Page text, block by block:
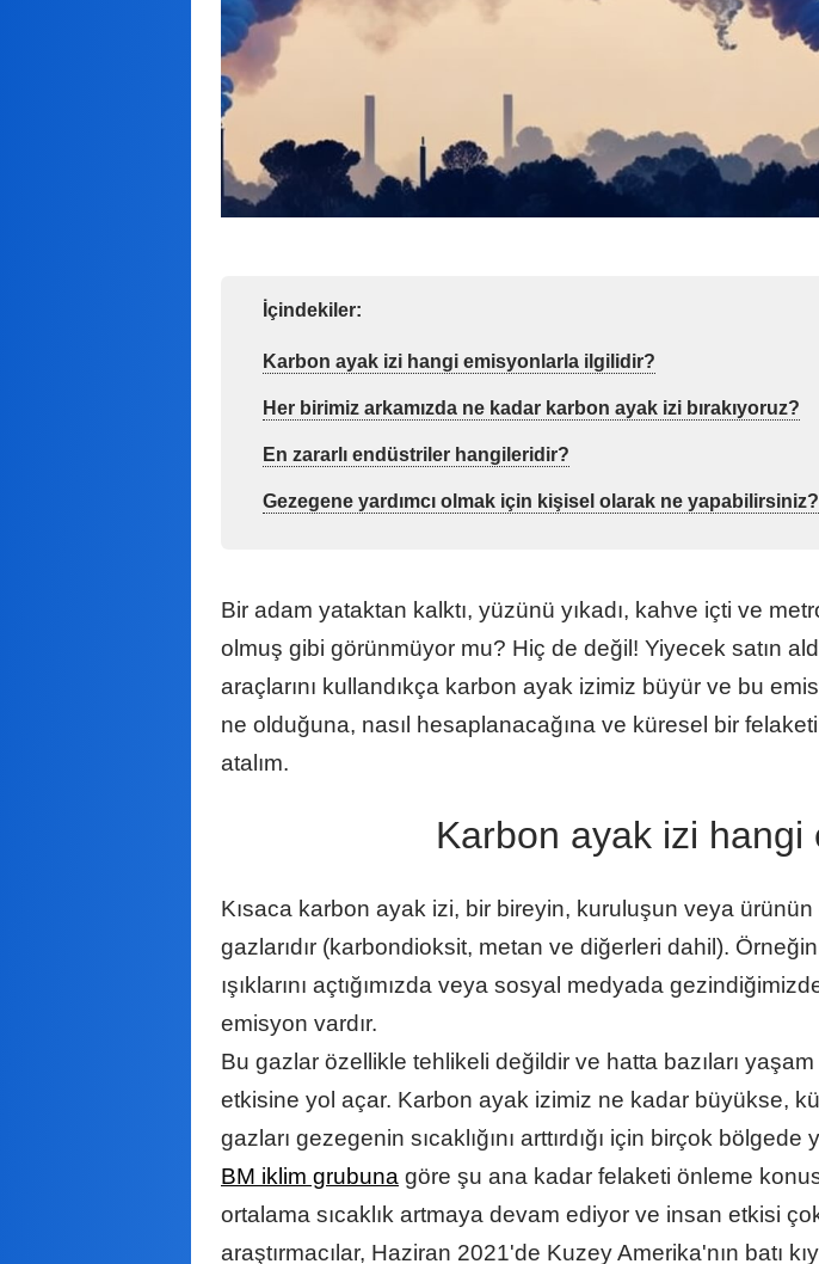
İçindekiler:
Karbon ayak izi hangi emisyonlarla ilgilidir?
Her birimiz arkamızda ne kadar karbon ayak izi bırakıyoruz?
En zararlı endüstriler hangileridir?
Gezegene yardımcı olmak için kişisel olarak ne yapabilirsiniz?
Bir adam yataktan kalktı, yüzünü yıkadı, kahve içti ve
olmuş gibi görünmüyor mu? Hiç de değil! Yiyecek satın
araçlarını kullandıkça karbon ayak izimiz büyür ve bu
ne olduğuna, nasıl hesaplanacağına ve küresel bir
atalım.
Karbon ayak izi
Kısaca karbon ayak izi, bir bireyin, kuruluşun veya
gazlarıdır (karbondioksit, metan ve diğerleri dahil).
ışıklarını açtığımızda veya sosyal medyada
emisyon vardır.
Bu gazlar özellikle tehlikeli değildir ve hatta bazıları
etkisine yol açar. Karbon ayak izimiz ne kadar büyükse,
gazları gezegenin sıcaklığını arttırdığı için birçok
BM iklim grubuna göre şu ana kadar felaketi önleme
ortalama sıcaklık artmaya devam ediyor ve insan etkisi
araştırmacılar, Haziran 2021'de Kuzey Amerika'nın batı